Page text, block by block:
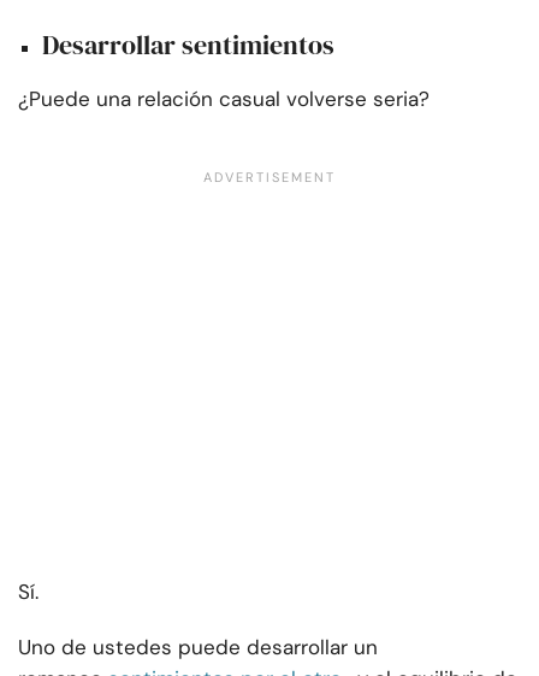
Desarrollar sentimientos
¿Puede una relación casual volverse seria?
Sí.
Uno de ustedes puede desarrollar un